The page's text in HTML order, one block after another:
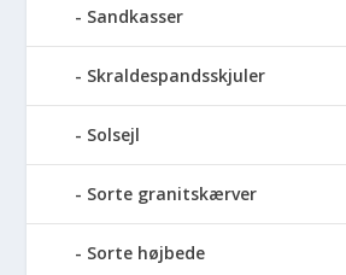
Sandkasser
Skraldespandsskjuler
Solsejl
Sorte granitskærver
Sorte højbede